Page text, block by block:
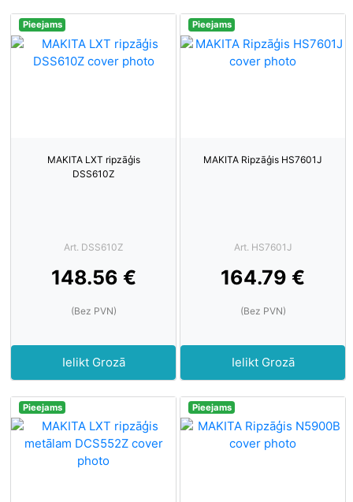
Pieejams
MAKITA LXT ripzāģis
DSS610Z
Art. DSS610Z
148.56 €
(Bez PVN)
Ielikt Grozā
Pieejams
MAKITA Ripzāģis HS7601J
Art. HS7601J
164.79 €
(Bez PVN)
Ielikt Grozā
Pieejams Pieejams